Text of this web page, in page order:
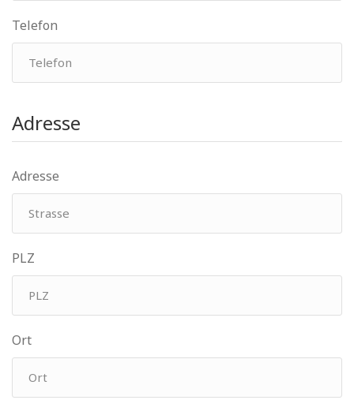
Telefon
Adresse
Adresse
PLZ
Ort